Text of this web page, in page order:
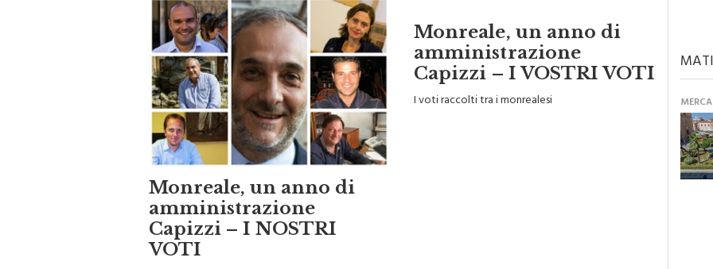
Monreale, un anno di
amministrazione
Capizzi – I NOSTRI
VOTI
Monreale, un anno di
amministrazione
Capizzi – I VOSTRI VOTI
I voti raccolti tra i monrealesi